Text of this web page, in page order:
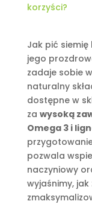
korzyści?
Jak pić siemię
jego
zadaje sobie
naturalny
dostępne w
za wysoką
Omega 3 i
pozwala
naczyniowy
wyjaśnimy,